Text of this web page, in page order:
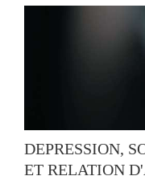
DEPRESSION,
ET RELATION